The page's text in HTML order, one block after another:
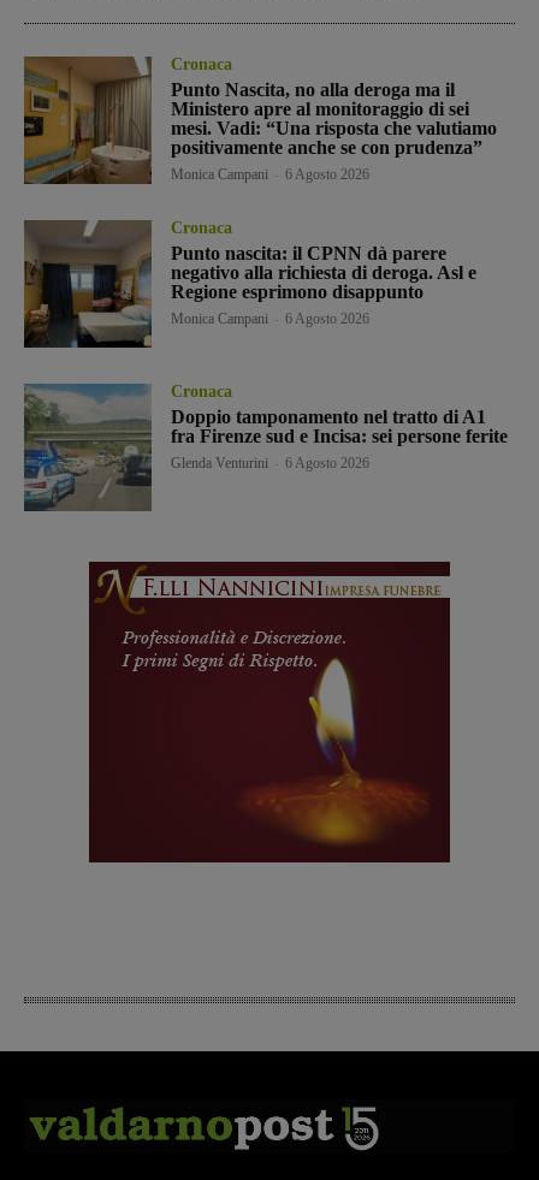
Cronaca
Punto Nascita, no alla deroga ma il
Ministero apre al monitoraggio di sei
mesi. Vadi: “Una risposta che valutiamo
positivamente anche se con prudenza”
Monica Campani 6 Agosto 2026
Cronaca
Punto nascita: il CPNN dà parere
negativo alla richiesta di deroga. Asl e
Regione esprimono disappunto
Monica Campani 6 Agosto 2026
Cronaca
Doppio tamponamento nel tratto di A1
fra Firenze sud e Incisa: sei persone ferite
Glenda Venturini 6 Agosto 2026